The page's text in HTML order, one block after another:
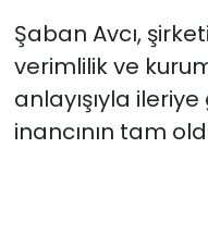
Şaban Avcı,
verimlilik ve
anlayışıyla
inancının tam